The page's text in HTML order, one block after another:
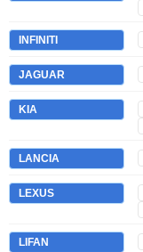
INFINITI
JAGUAR
KIA
LANCIA
LEXUS
LIFAN